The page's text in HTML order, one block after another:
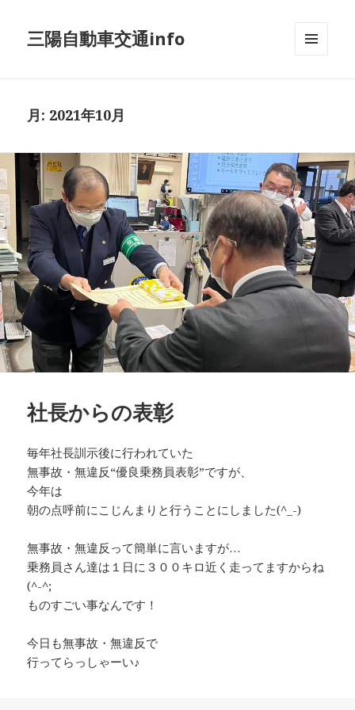
三陽自動車交通info
月: 2021年10月
社長からの表彰
毎年社長訓示後に行われていた
無事故・無違反“優良乗務員表彰”ですが、
今年は
朝の点呼前にこじんまりと行うことにしました(^_-)
無事故・無違反って簡単に言いますが…
乗務員さん達は１日に３００キロ近く走ってますからね
(^-^;
ものすごい事なんです！
今日も無事故・無違反で
行ってらっしゃーい♪